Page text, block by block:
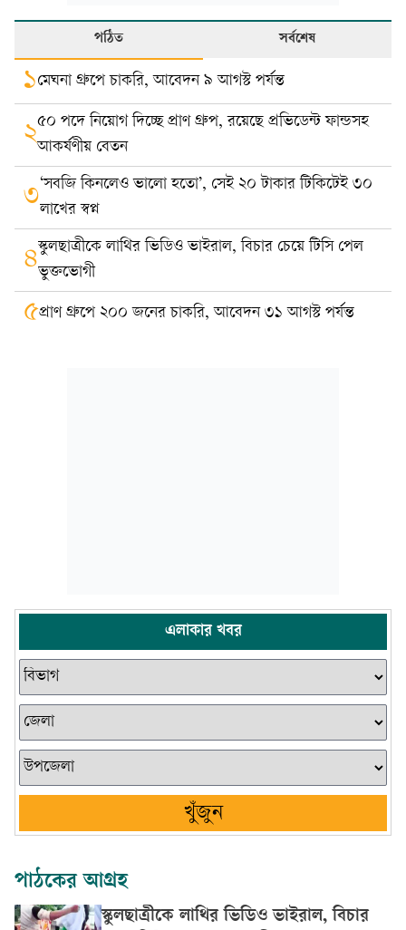
পঠিত সর্বশেষ
১মেঘনা গ্রুপে চাকরি, আবেদন ৯ আগস্ট পর্যন্ত
২৫০ পদে নিয়োগ দিচ্ছে প্রাণ গ্রুপ, রয়েছে প্রভিডেন্ট ফান্ডসহ
আকর্ষণীয় বেতন
৩‘সবজি কিনলেও ভালো হতো’, সেই ২০ টাকার টিকিটেই ৩০
লাখের স্বপ্ন
৪স্কুলছাত্রীকে লাথির ভিডিও ভাইরাল, বিচার চেয়ে টিসি পেল
ভুক্তভোগী
৫প্রাণ গ্রুপে ২০০ জনের চাকরি, আবেদন ৩১ আগস্ট পর্যন্ত
এলাকার খবর
খুঁজুন
পাঠকের আগ্রহ
স্কুলছাত্রীকে লাথির ভিডিও ভাইরাল, বিচার